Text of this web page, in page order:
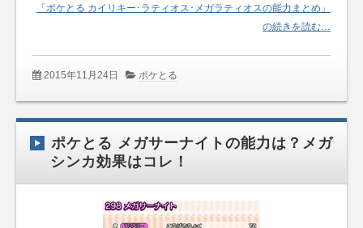
「ポケとる カイリキー･ラティオス･メガラティオスの能力まとめ」
の続きを読む…
2015年11月24日 ポケとる
ポケとる メガサーナイトの能力は？メガ
シンカ効果はコレ！